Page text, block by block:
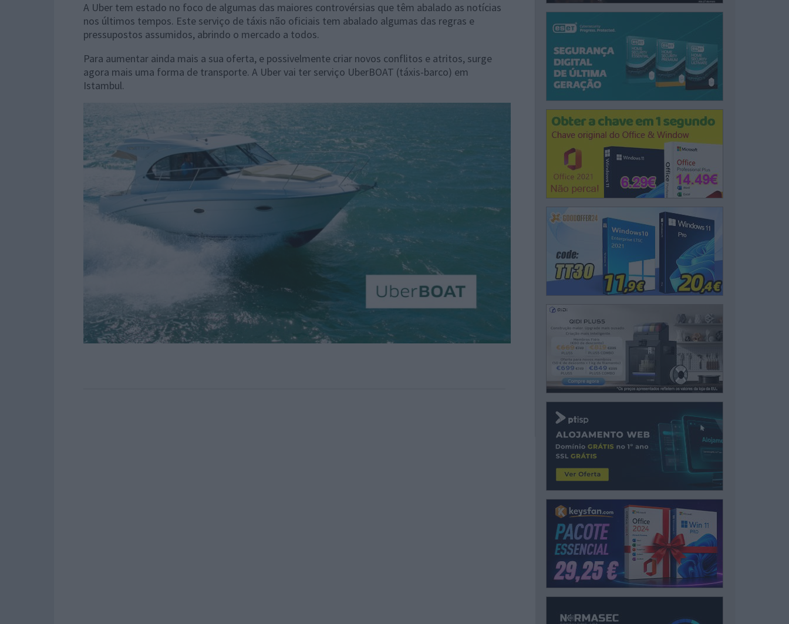
A Uber tem estado no foco de algumas das maiores controvérsias que têm abalado as notícias
nos últimos tempos. Este serviço de táxis não oficiais tem abalado algumas das regras e
pressupostos assumidos, abrindo o mercado a todos.
Para aumentar ainda mais a sua oferta, e possivelmente criar novos conflitos e atritos, surge
agora mais uma forma de transporte. A Uber vai ter serviço UberBOAT (táxis-barco) em
Istambul.